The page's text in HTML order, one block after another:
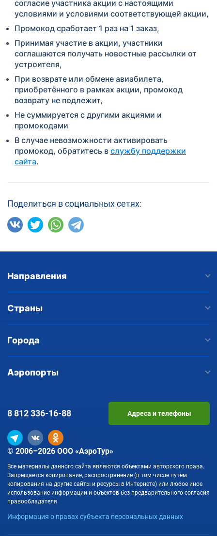
согласие участника акции с настоящими
условиями и условиями соответствующей акции,
Промокод сработает 1 раз на 1 заказ,
Принимая участие в акции, участники
соглашаются получать новостные рассылки от
устроителя,
При возврате или обмене авиабилета,
приобретённого в рамках акции, промокод
возврату не подлежит,
Не суммируется с другими акциями и
промокодами
В случае невозможности активировать
промокод, обратитесь в службу поддержки
сайта.
Поделиться в социальных сетях:
Направления
Страны
Города
Аэропорты
© 2006–2026 ООО «АэроТур»
Все материалы данного сайта являются объектами авторского права.
Запрещается копирование, распространение (в том числе путём
копирования на другие сайты и ресурсы в Интернете) или любое иное
использование информации и объектов без предварительного согласия
правообладателя.
Информация о правах субъекта персональных данных
8 812336-16-88 Адреса и телефоны